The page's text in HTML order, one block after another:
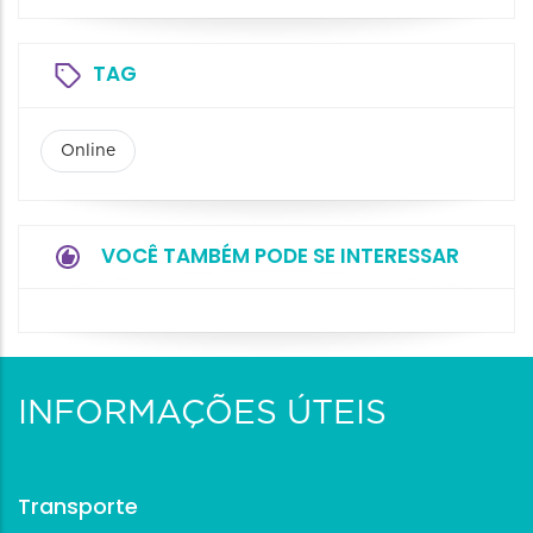
TAG
Online
VOCÊ TAMBÉM PODE SE INTERESSAR
INFORMAÇÕES ÚTEIS
Transporte